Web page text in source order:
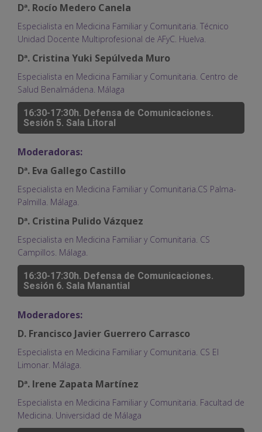
Dª. Rocío Medero Canela
Especialista en Medicina Familiar y Comunitaria. Técnico
Unidad Docente Multiprofesional de AFyC. Huelva.
Dª. Cristina Yuki Sepúlveda Muro
Especialista en Medicina Familiar y Comunitaria. Centro de
Salud Benalmádena. Málaga
16:30-17:30h. Defensa de Comunicaciones.
Sesión 5. Sala Litoral
Moderadoras:
Dª. Eva Gallego Castillo
Especialista en Medicina Familiar y Comunitaria.CS Palma-
Palmilla. Málaga.
Dª. Cristina Pulido Vázquez
Especialista en Medicina Familiar y Comunitaria. CS
Campillos. Málaga.
16:30-17:30h. Defensa de Comunicaciones.
Sesión 6. Sala Manantial
Moderadores:
D. Francisco Javier Guerrero Carrasco
Especialista en Medicina Familiar y Comunitaria. CS El
Limonar. Málaga.
Dª. Irene Zapata Martínez
Especialista en Medicina Familiar y Comunitaria. Facultad de
Medicina. Universidad de Málaga